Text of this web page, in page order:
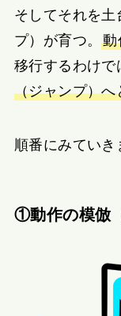
そしてそれを土
プ）が育つ。動
移行するわけで
（ジャンプ）へ
順番にみていき
①動作の模倣